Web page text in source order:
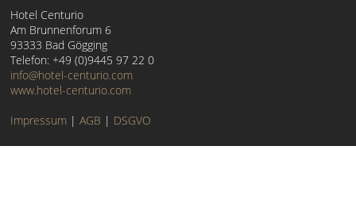
Hotel Centurio
Am Brunnenforum 6
93333 Bad Gögging
Telefon: +49 (0)9445 97 22 0
info@hotel-centurio.com
www.hotel-centurio.com
Impressum | AGB | DSGVO